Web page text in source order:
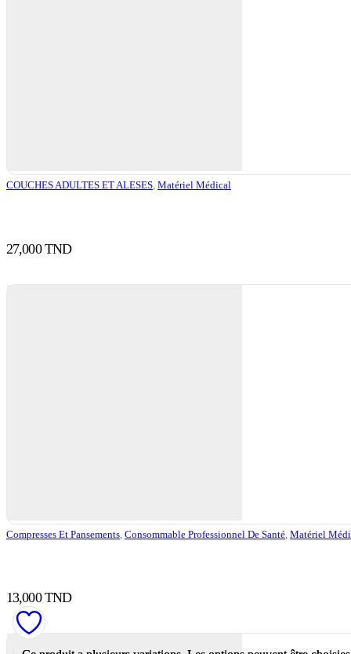
COUCHES ADULTES ET ALESES, Matériel Médical
27,000TND
Compresses Et Pansements Consommable Professionnel De Santé Matériel
13,000TND